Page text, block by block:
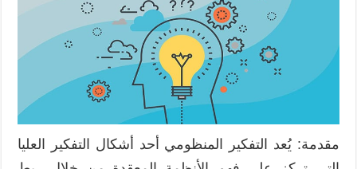
المنظومي
في
السياق
مغلقة
مقدمة: يُعد التفكير المنظومي أحد أشكال التفكير العليا